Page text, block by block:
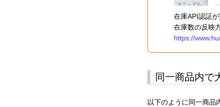
在庫API認証
在庫数の反映
https://
同一商品内で
以下のように同一商品